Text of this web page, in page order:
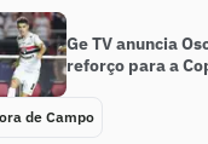
Ge TV anuncia
reforço para a
de Campo